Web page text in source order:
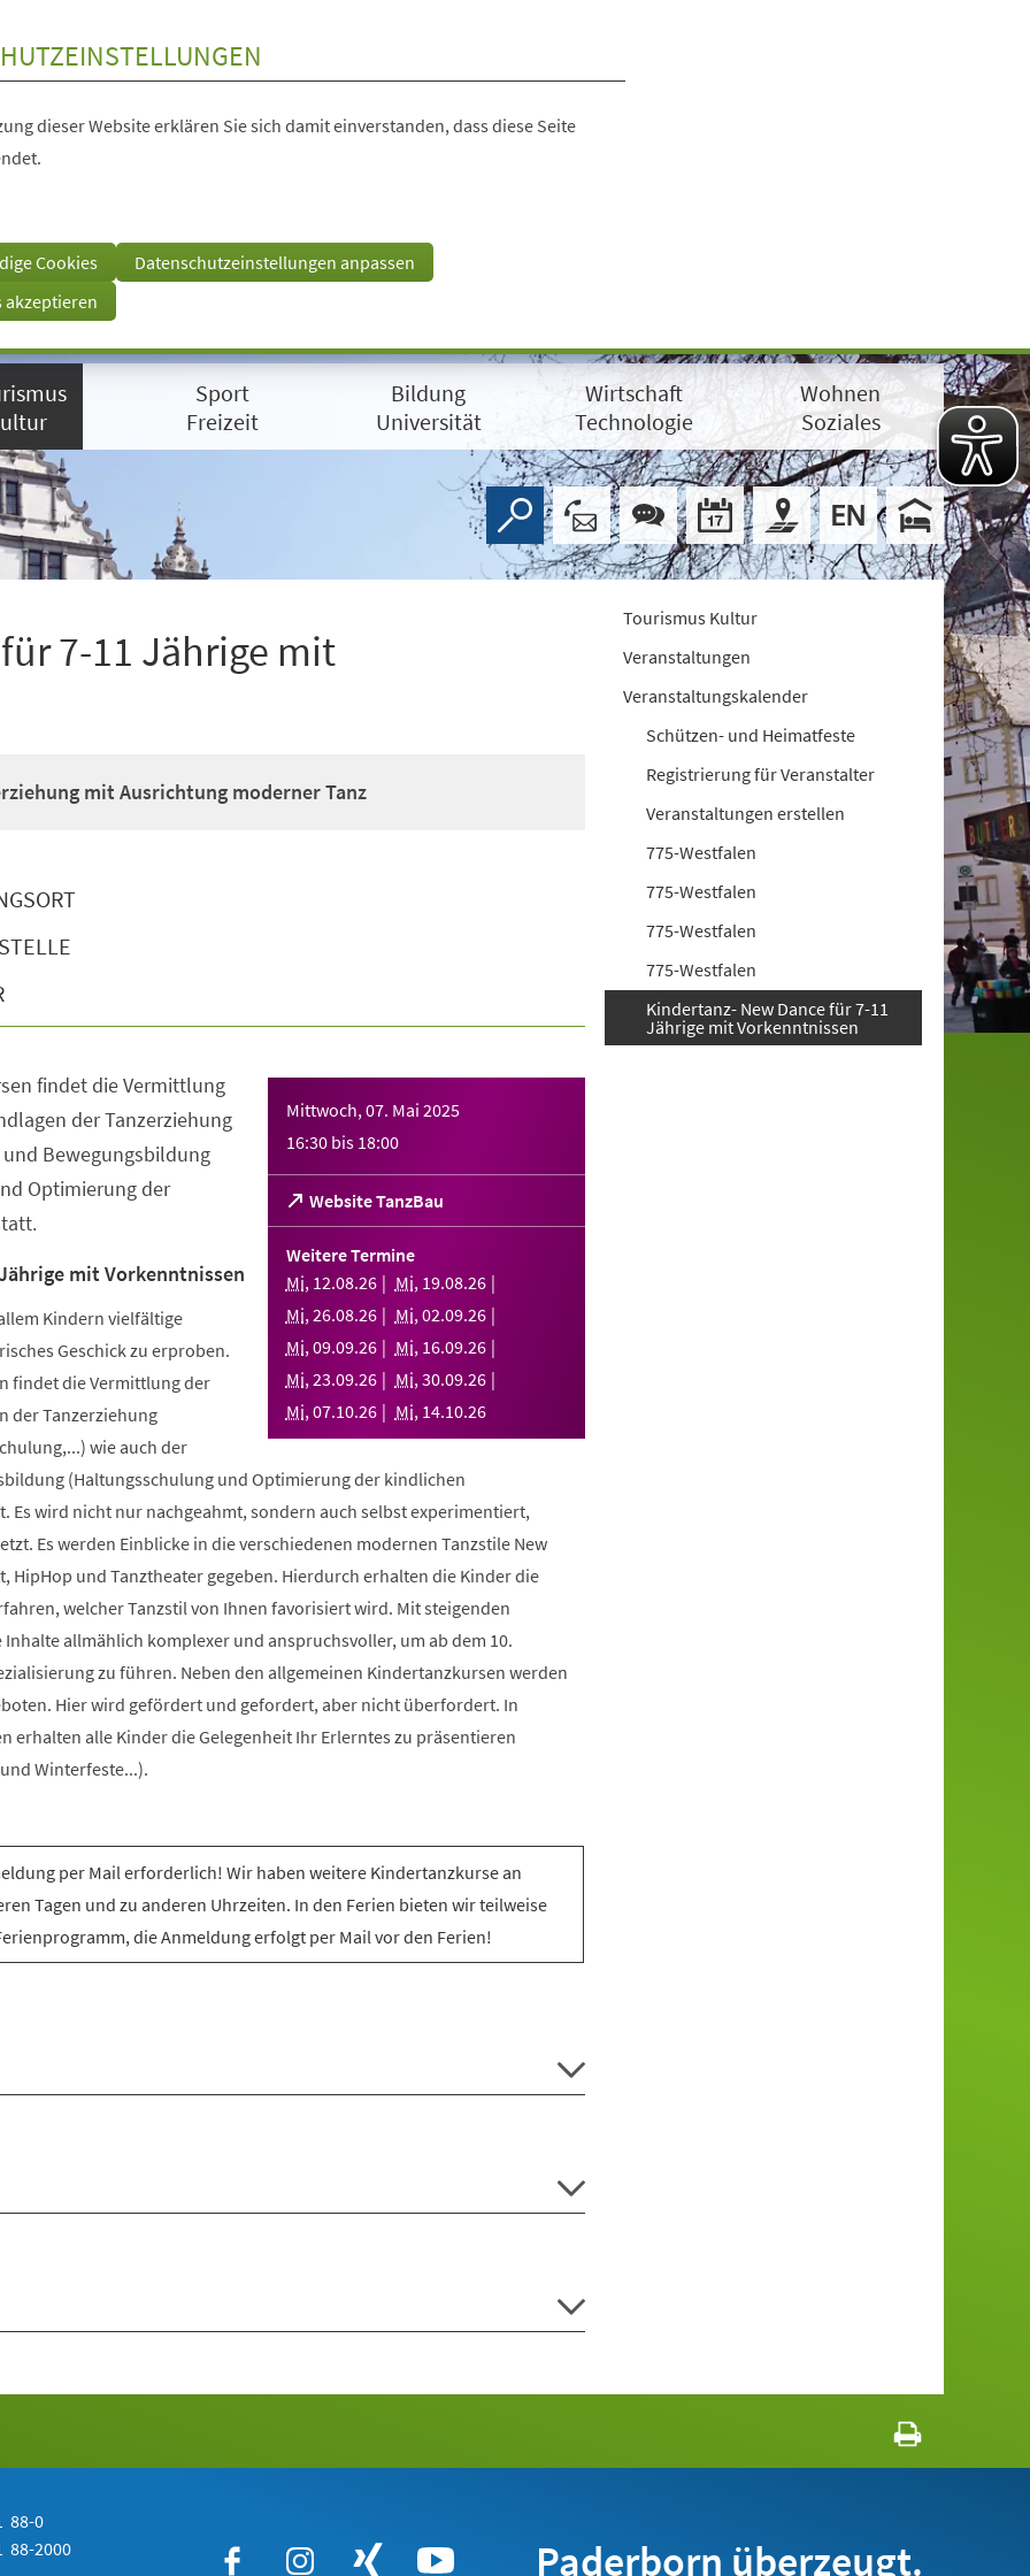
dieser Website erklären Sie sich damit einverstanden, dass diese Seite
Cookies
Datenschutzeinstellungen anpassen
akzeptieren
Sport
Freizeit
Bildung
Universität
Wirtschaft
Technologie
Wohnen
Soziales
7-11 Jährige mit
mit Ausrichtung moderner Tanz
Mittwoch, 07. Mai 2025
16:30 bis 18:00
Website TanzBau
(Öffnet
in
einem
neuen
Tab)
Weitere Termine
Mi, 12.08.26 Mi, 19.08.26
Mi,26.08.26 Mi,02.09.26
Mi,09.09.26 Mi, 16.09.26
Mi,23.09.26 Mi,30.09.26
Mi,07.10.26 Mi, 14.10.26
findet die Vermittlung
der Tanzerziehung
Bewegungsbildung
Optimierung der
mit Vorkenntnissen
Kindern vielfältige
Geschick zu erproben.
findet die Vermittlung der
der Tanzerziehung
wie auch der
(Haltungsschulung und Optimierung der kindlichen
Es wird nicht nur nachgeahmt, sondern auch selbst experimentiert,
Es werden Einblicke in die verschiedenen modernen Tanzstile New
HipHop und Tanztheater gegeben. Hierdurch erhalten die Kinder die
welcher Tanzstil von Ihnen favorisiert wird. Mit steigenden
allmählich komplexer und anspruchsvoller, um ab dem 10.
zu führen. Neben den allgemeinen Kindertanzkursen werden
Hier wird gefördert und gefordert, aber nicht überfordert. In
erhalten alle Kinder die Gelegenheit Ihr Erlerntes zu präsentieren
Winterfeste...).
per Mail erforderlich! Wir haben weitere Kindertanzkurse an
Tagen und zu anderen Uhrzeiten. In den Ferien bieten wir teilweise
die Anmeldung erfolgt per Mail vor den Ferien!
Tourismus Kultur
Veranstaltungen
Veranstaltungskalender
Schützen- und Heimatfeste
Registrierung für Veranstalter
Veranstaltungen erstellen
775-Westfalen
775-Westfalen
775-Westfalen
775-Westfalen
Kindertanz- New Dance für 7-11
Jährige mit Vorkenntnissen
88-0
88-2000 Paderborn überzeugt.